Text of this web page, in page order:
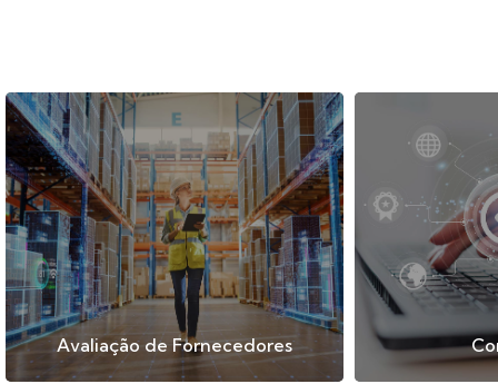
Avaliação de Fornecedores